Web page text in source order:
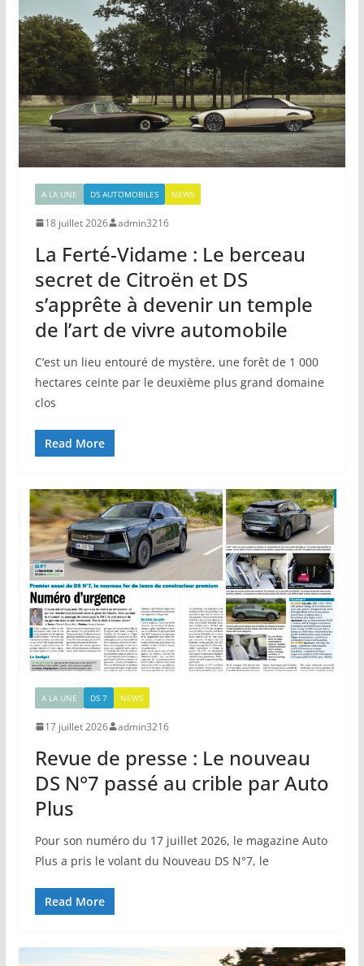
A LA UNE DS AUTOMOBILES NEWS
18 juillet 2026 admin3216
La Ferté-Vidame : Le berceau
secret de Citroën et DS
s’apprête à devenir un temple
de l’art de vivre automobile
C’est un lieu entouré de mystère, une forêt de 1 000
hectares ceinte par le deuxième plus grand domaine
clos
Read More
A LA UNE DS 7 NEWS
17 juillet 2026 admin3216
Revue de presse : Le nouveau
DS N°7 passé au crible par Auto
Plus
Pour son numéro du 17 juillet 2026, le magazine Auto
Plus a pris le volant du Nouveau DS N°7, le
Read More